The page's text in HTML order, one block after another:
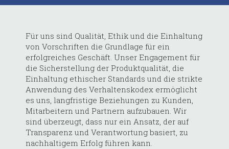
Für uns sind Qualität, Ethik und die Einhaltung
von Vorschriften die Grundlage für ein
erfolgreiches Geschäft. Unser Engagement für
die Sicherstellung der Produktqualität, die
Einhaltung ethischer Standards und die strikte
Anwendung des Verhaltenskodex ermöglicht
es uns, langfristige Beziehungen zu Kunden,
Mitarbeitern und Partnern aufzubauen. Wir
sind überzeugt, dass nur ein Ansatz, der auf
Transparenz und Verantwortung basiert, zu
nachhaltigem Erfolg führen kann.